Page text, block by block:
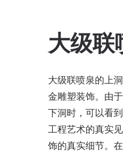
大级联
大级联喷泉的上
金雕塑装饰。由
下洞时，可以看
工程艺术的真实
饰的真实细节。